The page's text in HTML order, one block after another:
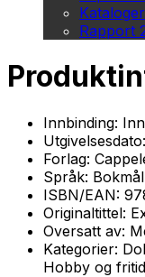
Kataloger
Rapport
Innbinding:
Utgivelsesdato:
Forlag:
Språk: Bokmål
ISBN/EAN:
Originaltittel:
Oversatt av:
Kategorier:
Hobby og